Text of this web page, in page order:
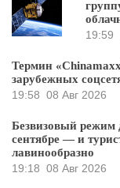
19:59
Термин
зарубежных
19:58 08 Авг 2026
Безвизовый режим
сентябре — и
лавинообразно
19:18 08 Авг 2026